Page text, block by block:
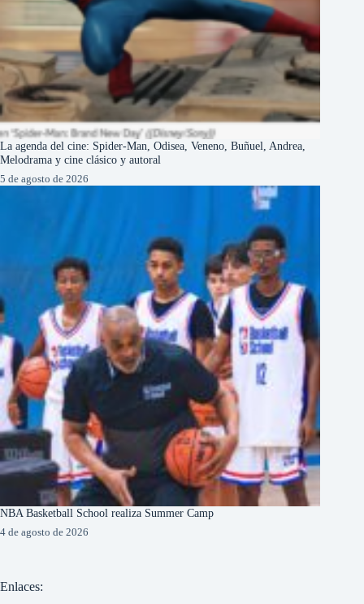
La agenda del cine: Spider-Man, Odisea, Veneno, Buñuel, Andrea,
Melodrama y cine clásico y autoral
5 de agosto de 2026
NBA Basketball School realiza Summer Camp
4 de agosto de 2026
Enlaces: